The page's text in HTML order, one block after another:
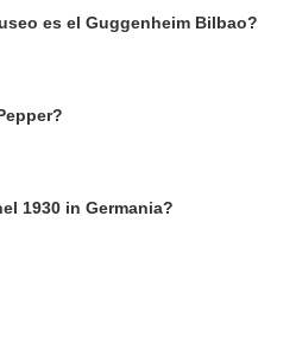
es el Guggenheim Bilbao?
1930 in Germania?